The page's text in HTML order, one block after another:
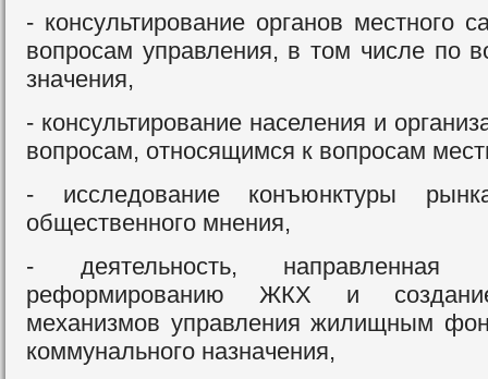
- консультирование органов местного
вопросам управления, в том числе по
значения,
- консультирование населения и
вопросам, относящимся к вопросам
- исследование конъюнктуры
общественного мнения,
- деятельность, направленная
реформированию ЖКХ и
механизмов управления жилищным
коммунального назначения,